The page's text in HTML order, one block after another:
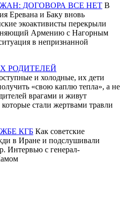
ДОГОВОРА ВСЕ НЕТ В
Еревана и Баку вновь
экоактивисты перекрыли
Армению с Нагорным
в непризнанной
РОДИТЕЛЕЙ
и холодные, их дети
«свою каплю тепла», а не
врагами и живут
стали жертвами травли
КГБ Как советские
в Иране и подслушивали
Интервью с генерал-